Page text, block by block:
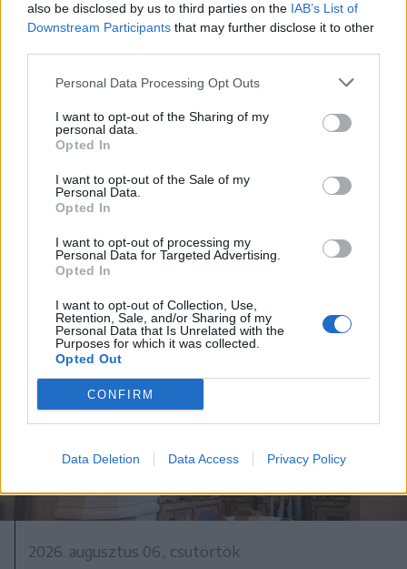
also be disclosed by us to third parties on the IAB’s List of
Downstream Participants that may further disclose it to other
Personal Data Processing Opt Outs
I want to opt-out of the Sharing of my
personal data.
Opted In
I want to opt-out of the Sale of my
Personal Data.
Opted In
I want to opt-out of processing my
Personal Data for Targeted Advertising.
Opted In
I want to opt-out of Collection, Use,
Retention, Sale, and/or Sharing of my
Personal Data that Is Unrelated with the
Purposes for which it was collected.
Opted Out
CONFIRM
Data Deletion Data Access Privacy Policy
2026. augusztus 06., csütörtök
cégeknél razziáztak a hatóságok
2026. augusztus 06., csütörtök